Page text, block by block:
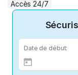
Accès 24/7
Date de début: